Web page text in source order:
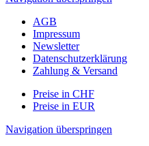
AGB
Impressum
Newsletter
Datenschutzerklärung
Zahlung & Versand
Preise in CHF
Preise in EUR
Navigation überspringen